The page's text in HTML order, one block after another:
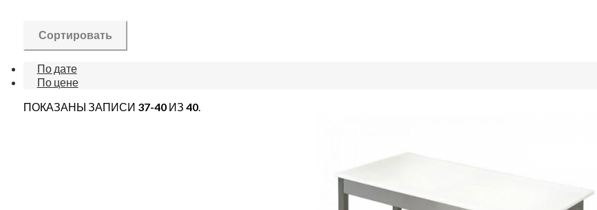
Сортировать
По дате
По цене
ПОКАЗАНЫ ЗАПИСИ 37-40ИЗ 40.